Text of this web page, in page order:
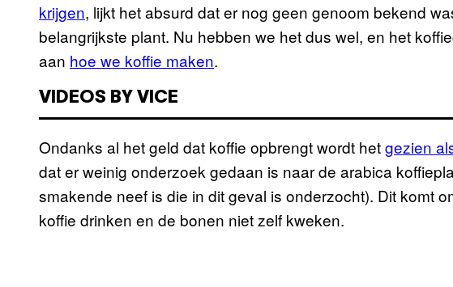
krijgen, lijkt het absurd dat er nog geen genoom bekend
belangrijkste plant. Nu hebben we het dus wel, en het
aan hoe we koffie maken.
VIDEOS BY VICE
Ondanks al het geld dat koffie opbrengt wordt hetgezien
dat er weinig onderzoek gedaan is naar de arabica
smakende neef is die in dit geval is onderzocht). Dit komt
koffie drinken en de bonen niet zelf kweken.